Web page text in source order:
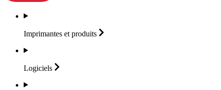
Imprimantes et produits
Logiciels